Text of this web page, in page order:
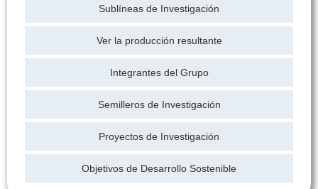
Sublíneas de Investigación
Ver la producción resultante
Integrantes del Grupo
Semilleros de Investigación
Proyectos de Investigación
Objetivos de Desarrollo Sostenible